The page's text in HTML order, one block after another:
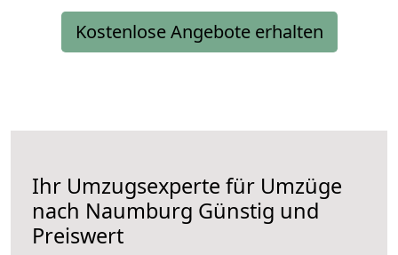
Kostenlose Angebote erhalten
Ihr Umzugsexperte für Umzüge
nach Naumburg Günstig und
Preiswert